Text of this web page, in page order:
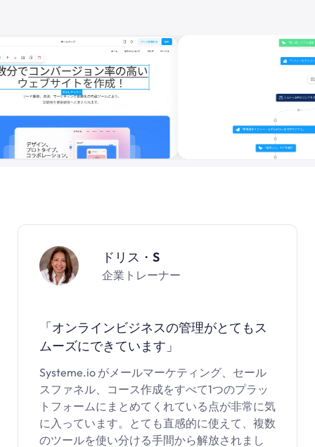
ドリス・S
企業トレーナー
「オンラインビジネスの管理がとてもス
ムーズにできています」
Systeme.io がメールマーケティング、セール
スファネル、コース作成をすべて1つのプラッ
トフォームにまとめてくれている点が非常に気
に入っています。とても直感的に使えて、複数
のツールを使い分ける手間から解放されまし